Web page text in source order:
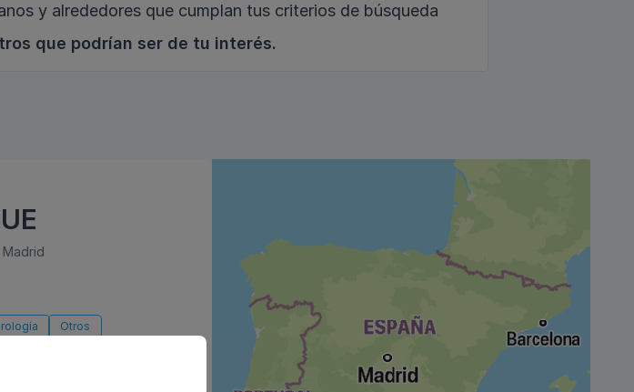
y alrededores que cumplan tus criterios de búsqueda
que podrían ser de tu interés.
Otros